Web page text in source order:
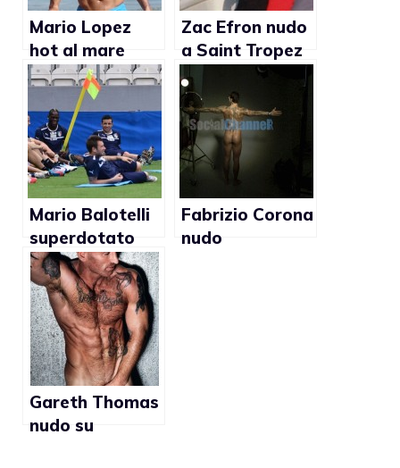
Mario Lopez
hot al mare
(Foto)
Zac Efron nudo
a Saint Tropez
(foto)
Mario Balotelli
superdotato
con bandierina
(foto)
Fabrizio Corona
nudo
Gareth Thomas
nudo su